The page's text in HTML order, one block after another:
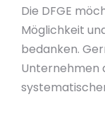
Die DFGE
Möglichkeit
bedanken.
Unternehmen